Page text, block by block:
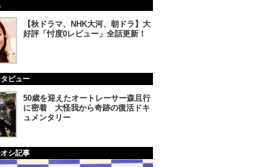
【秋ドラマ、NHK大河、朝ドラ】大
好評「忖度0レビュー」全話更新！
ビュー
50歳を迎えたオートレーサー森且行
に密着 大怪我から奇跡の復活ドキ
ュメンタリー
シ記事